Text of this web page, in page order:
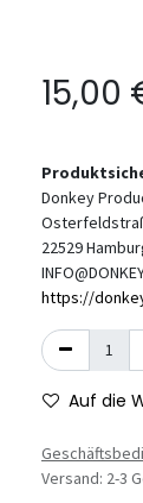
15,00
Donkey
22529
https://
Auf die
Versand: 2-3